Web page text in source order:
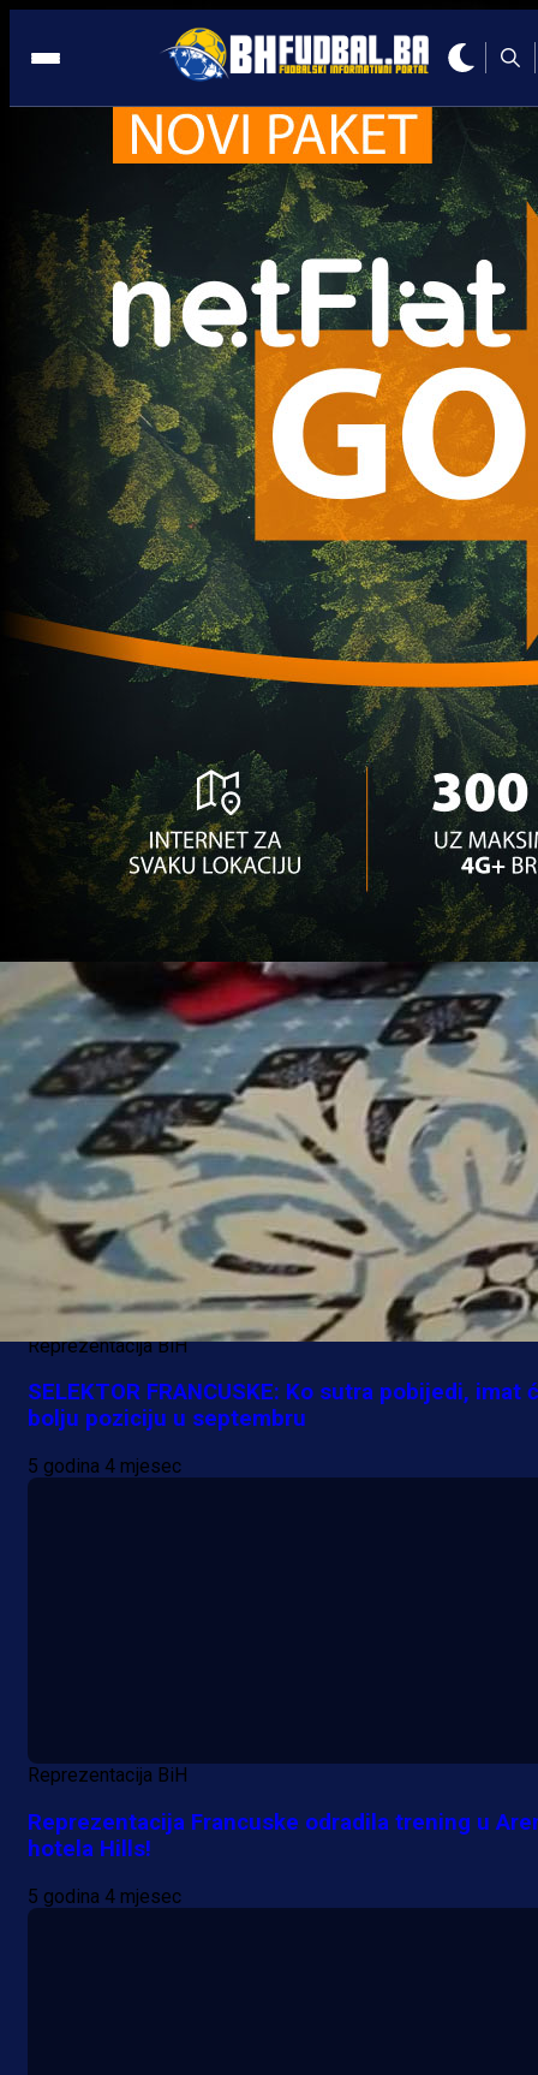
Reprezentacija BiH
Reprezentacija BiH
UŽASNE VIJESTI: Ajdin Hasić teško povrijeđen,
čeka ga duga pauza
5 godina 4 mjesec
Reprezentacija BiH
Hugo Lloris ima plan kako pobijediti Zmajeve:
Nadamo se da ćemo moći...
5 godina 4 mjesec
Reprezentacija BiH
SELEKTOR FRANCUSKE: Ko sutra pobijedi, imat
bolju poziciju u septembru
5 godina 4 mjesec
Reprezentacija BiH
Reprezentacija Francuske odradila trening u
hotela Hills!
5 godina 4 mjesec